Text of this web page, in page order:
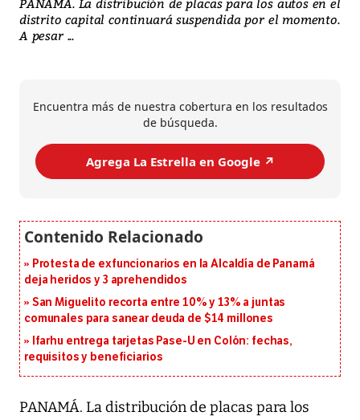
PANAMÁ. La distribución de placas para los autos en el
distrito capital continuará suspendida por el momento.
A pesar ...
Encuentra más de nuestra cobertura en los resultados
de búsqueda.
Agrega La Estrella en Google ↗️
Protesta de exfuncionarios en la Alcaldía de Panamá
deja heridos y 3 aprehendidos
San Miguelito recorta entre 10% y 13% a juntas
comunales para sanear deuda de $14 millones
Ifarhu entrega tarjetas Pase-U en Colón: fechas,
requisitos y beneficiarios
PANAMÁ. La distribución de placas para los